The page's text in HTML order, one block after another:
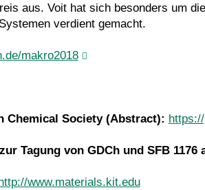
aus. Voit hat sich besonders um
verdient gemacht.
makro2018
Chemical Society (Abstract):
Tagung von GDCh und SFB 1176
http://www.materials.kit.edu